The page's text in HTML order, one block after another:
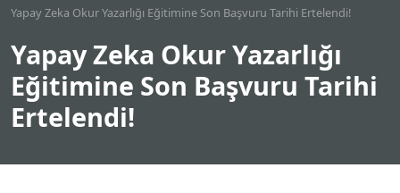
Yapay Zeka Okur Yazarlığı Eğitimine Son Başvuru Tarihi Ertelendi!
Yapay Zeka Okur Yazarlığı
Eğitimine Son Başvuru Tarihi
Ertelendi!